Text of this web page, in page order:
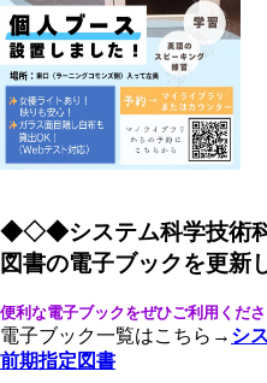
◆◇◆システム科学技術
図書の電子ブックを更
便利な電子ブックをぜひご利用くださ
電子ブック一覧はこちら→ シ
前期指定図書